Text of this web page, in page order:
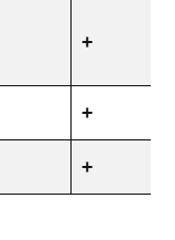
+
+
+